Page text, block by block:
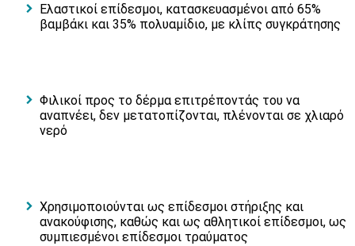
Ελαστικοί επίδεσμοι, κατασκευασμένοι από 65%
βαμβάκι και 35% πολυαμίδιο, με κλίπς συγκράτησης
Φιλικοί προς το δέρμα επιτρέποντάς του να
αναπνέει, δεν μετατοπίζονται, πλένονται σε χλιαρό
νερό
Χρησιμοποιούνται ως επίδεσμοι στήριξης και
ανακούφισης, καθώς και ως αθλητικοί επίδεσμοι, ως
συμπιεσμένοι επίδεσμοι τραύματος